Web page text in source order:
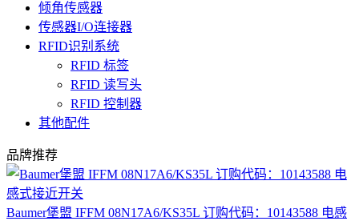
倾角传感器
传感器I/O连接器
RFID识别系统
RFID 标签
RFID 读写头
RFID 控制器
其他配件
品牌推荐
Baumer堡盟 IFFM 08N17A6/KS35L 订购代码：10143588 电感